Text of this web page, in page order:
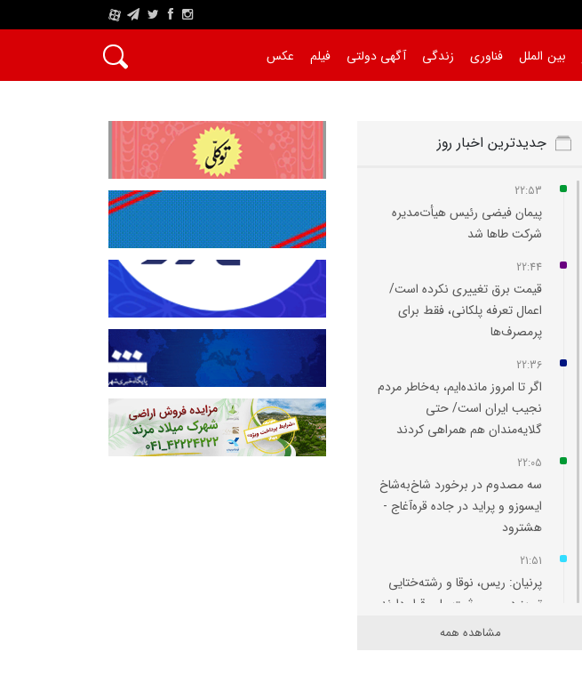
A
بین الملل فناوری زندگی آگهی دولتی فیلم عکس
جدیدترین اخبار روز
22:53
پیمان فیضی رئیس هیأت‌مدیره
شرکت طاها شد
22:44
قیمت برق تغییری نکرده است/
اعمال تعرفه پلکانی، فقط برای
پرمصرف‌ها
22:36
اگر تا امروز مانده‌ایم، به‌خاطر مردم
نجیب ایران است/ حتی
گلایه‌مندان هم همراهی کردند
22:05
سه مصدوم در برخورد شاخ‌به‌شاخ
ایسوزو و پراید در جاده قره‌آغاج -
هشترود
21:51
پرنیان: ریس، نوقا و رشته‌ختایی
تبریز در مسیر ثبت ملی قرار دارند
مشاهده همه